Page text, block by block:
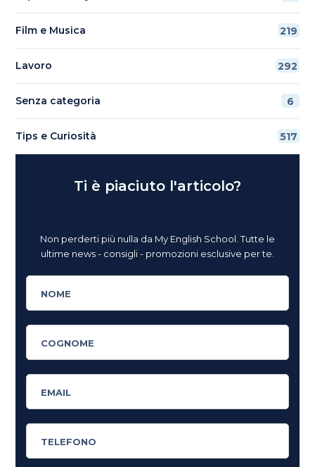
Film e Musica 219
Lavoro 292
Senza categoria 6
Tips e Curiosità 517
Ti è piaciuto l'articolo?
Non perderti più nulla da My English School. Tutte le
ultime news - consigli - promozioni esclusive per te.